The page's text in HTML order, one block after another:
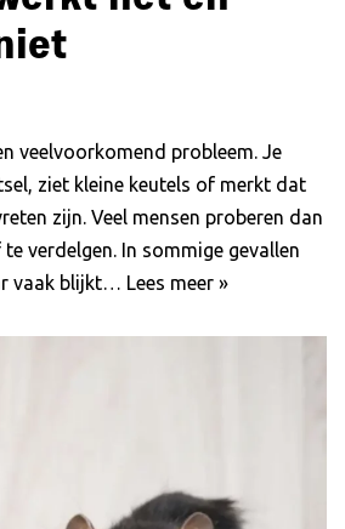
veelvoorkomend probleem. Je
ziet kleine keutels of merkt dat
zijn. Veel mensen proberen dan
verdelgen. In sommige gevallen
vaak blijkt… Lees meer »